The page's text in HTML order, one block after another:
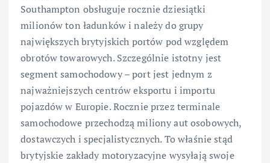
Southampton obsługuje rocznie dziesiątki
milionów ton ładunków i należy do grupy
największych brytyjskich portów pod względem
obrotów towarowych. Szczególnie istotny jest
segment samochodowy – port jest jednym z
najważniejszych centrów eksportu i importu
pojazdów w Europie. Rocznie przez terminale
samochodowe przechodzą miliony aut osobowych,
dostawczych i specjalistycznych. To właśnie stąd
brytyjskie zakłady motoryzacyjne wysyłają swoje